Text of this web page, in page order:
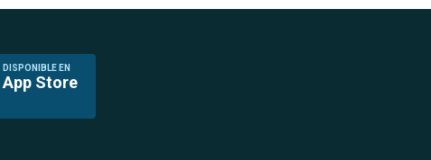
DISPONIBLE EN
App Store